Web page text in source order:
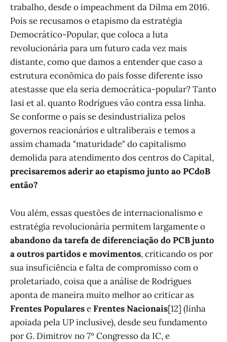
trabalho, desde o impeachment da Dilma em 2016.
Pois se recusamos o etapismo da estratégia
Democrático-Popular, que coloca a luta
revolucionária para um futuro cada vez mais
distante, como que damos a entender que caso a
estrutura econômica do país fosse diferente isso
atestasse que ela seria democrática-popular? Tanto
Iasi et al. quanto Rodrigues vão contra essa linha.
Se conforme o país se desindustrializa pelos
governos reacionários e ultraliberais e temos a
assim chamada "maturidade" do capitalismo
demolida para atendimento dos centros do Capital,
precisaremos aderir ao etapismo junto ao PCdoB
então?
Vou além, essas questões de internacionalismo e
estratégia revolucionária permitem largamente o
abandono da tarefa de diferenciação do PCB junto
a outros partidos e movimentos, criticando os por
sua insuficiência e falta de compromisso com o
proletariado, coisa que a análise de Rodrigues
aponta de maneira muito melhor ao criticar as
Frentes PopulareseFrentes Nacionais[12] (linha
apoiada pela UP inclusive), desde seu fundamento
por G. Dimitrov no 7º Congresso da IC, e